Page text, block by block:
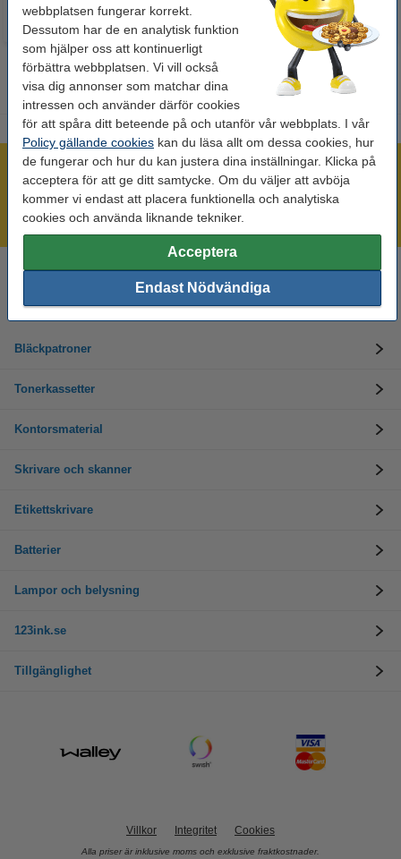
webbplatsen fungerar korrekt.
Dessutom har de en analytisk funktion
som hjälper oss att kontinuerligt
förbättra webbplatsen. Vi vill också
visa dig annonser som matchar dina
intressen och använder därför cookies
för att spåra ditt beteende på och utanför vår webbplats. I vår
Policy gällande cookies kan du läsa allt om dessa cookies, hur
de fungerar och hur du kan justera dina inställningar. Klicka på
acceptera för att ge ditt samtycke. Om du väljer att avböja
kommer vi endast att placera funktionella och analytiska
cookies och använda liknande tekniker.
Acceptera
Endast Nödvändiga
Mer än 300.000 kunder!
Beställ innan 16:00 så skickar vi idag!
Alltid låga priser!
Behöver du hjälp? Ring oss på 08-550 04 123
Helgfria vardagar från kl. 9:00 till 16:00
Bläckpatroner
Tonerkassetter
Kontorsmaterial
Skrivare och skanner
Etikettskrivare
Batterier
Lampor och belysning
123ink.se
Tillgänglighet
Villkor Integritet Cookies
Alla priser är inklusive moms och exklusive fraktkostnader.